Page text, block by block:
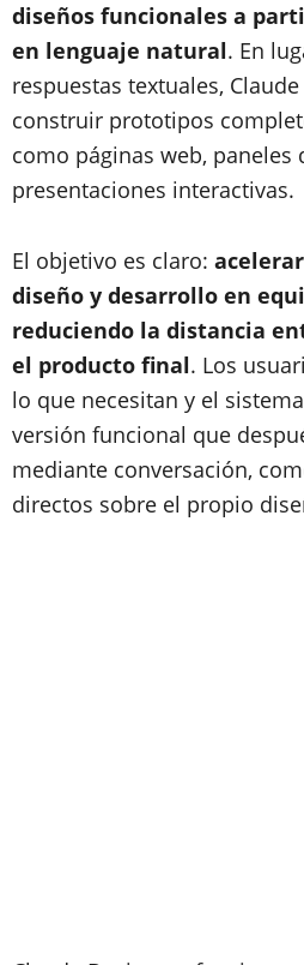
diseños funcionales a
en lenguaje natural. En
respuestas textuales,
construir prototipos
como páginas web, paneles
presentaciones interactivas.
El objetivo es claro:
diseño y desarrollo en
reduciendo la distancia
el producto final. Los
lo que necesitan y el
versión funcional que
mediante conversación,
directos sobre el propio